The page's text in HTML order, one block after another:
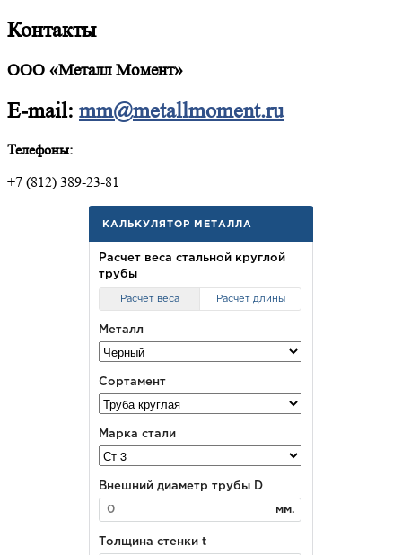
Контакты
ООО «Металл Момент»
E-mail: mm@metallmoment.ru
Телефоны:
+7 (812) 389-23-81